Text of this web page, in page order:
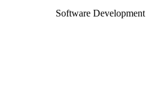
Software Development